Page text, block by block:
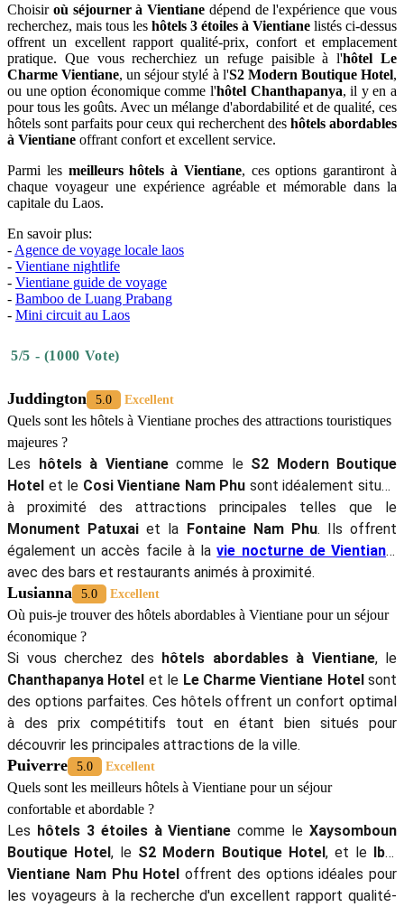
Choisir où séjourner à Vientiane dépend de l'expérience que vous
recherchez, mais tous les hôtels 3 étoiles à Vientiane listés ci-dessus
offrent un excellent rapport qualité-prix, confort et emplacement
pratique. Que vous recherchiez un refuge paisible à l'hôtel Le
Charme Vientiane, un séjour stylé à l'S2 Modern Boutique Hotel,
ou une option économique comme l'hôtel Chanthapanya, il y en a
pour tous les goûts. Avec un mélange d'abordabilité et de qualité, ces
hôtels sont parfaits pour ceux qui recherchent des hôtels abordables
à Vientiane offrant confort et excellent service.
Parmi les meilleurs hôtels à Vientiane, ces options garantiront à
chaque voyageur une expérience agréable et mémorable dans la
capitale du Laos.
En savoir plus:
- Agence de voyage locale laos
- Vientiane nightlife
- Vientiane guide de voyage
- Bamboo de Luang Prabang
- Mini circuit au Laos
5/5 - (1000 Vote)
Juddington 5.0 Excellent
Quels sont les hôtels à Vientiane proches des attractions touristiques
majeures ?
Les hôtels à Vientianecomme le S2 Modern Boutique
Hotel et le Cosi Vientiane Nam Phu sont idéalement situés
à proximité des attractions principales telles que le
Monument Patuxai et la Fontaine Nam Phu. Ils offrent
également un accès facile à lavie nocturne de Vientiane
avec des bars et restaurants animés à proximité.
Lusianna 5.0 Excellent
Où puis-je trouver des hôtels abordables à Vientiane pour un séjour
économique ?
Si vous cherchez des hôtels abordables à Vientiane, le
Chanthapanya Hotel et le Le Charme Vientiane Hotelsont
des options parfaites. Ces hôtels offrent un confort optimal
à des prix compétitifs tout en étant bien situés pour
découvrir les principales attractions de la ville.
Puiverre 5.0 Excellent
Quels sont les meilleurs hôtels à Vientiane pour un séjour
confortable et abordable ?
Les hôtels 3 étoiles à Vientiane comme le Xaysomboun
Boutique Hotel, le S2 Modern Boutique Hotel, et le Ibis
Vientiane Nam Phu Hotel offrent des options idéales pour
les voyageurs à la recherche d'un excellent rapport qualité-